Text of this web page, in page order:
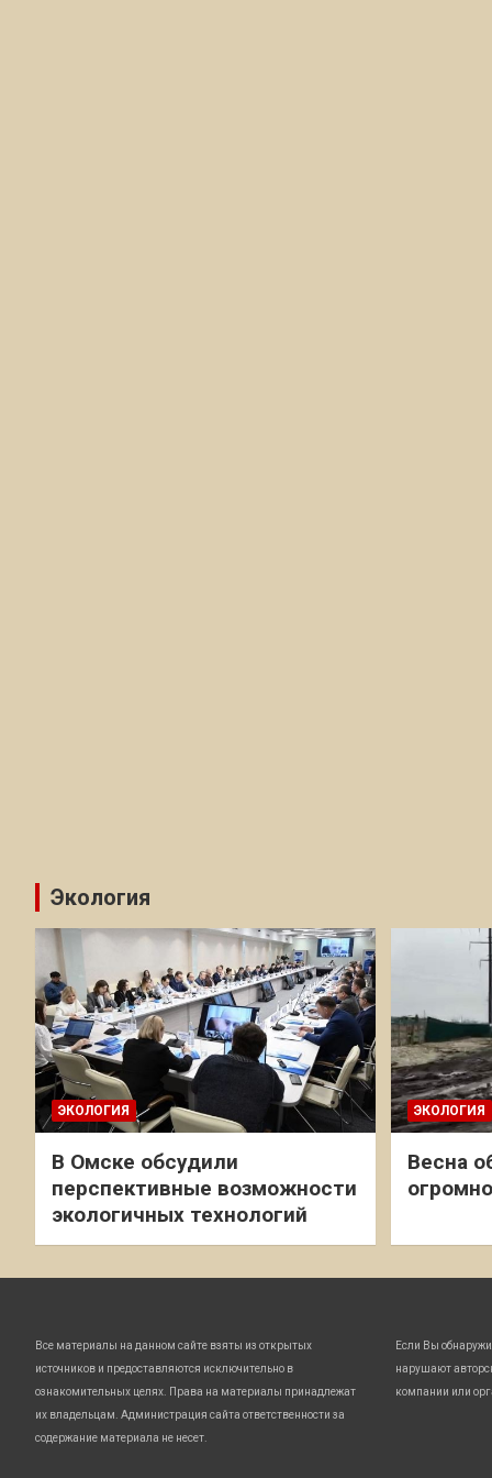
Экология
ЭКОЛОГИЯ
В Омске обсудили
перспективные возможности
экологичных технологий
ЭКОЛОГИЯ
Весна
Все материалы на данном сайте взяты из открытых
источников и предоставляются исключительно в
ознакомительных целях. Права на материалы принадлежат
их владельцам. Администрация сайта ответственности за
содержание материала не несет.
Если Вы
нарушают
компании или